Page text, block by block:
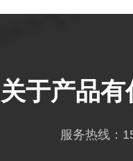
关于产品
服务热线：